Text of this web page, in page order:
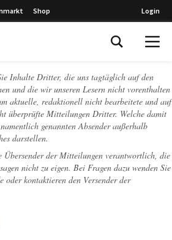
Shop Login
Inhalte Dritter, die uns tagtäglich auf den
und die wir unseren Lesern nicht vorenthalten
aktuelle, redaktionell nicht bearbeitete und auf
überprüfte Mitteilungen Dritter. Welche damit
genannten Absender außerhalb
darstellen.
der Mitteilungen verantwortlich, die
nicht zu eigen. Bei Fragen dazu wenden Sie
oder kontaktieren den Versender der